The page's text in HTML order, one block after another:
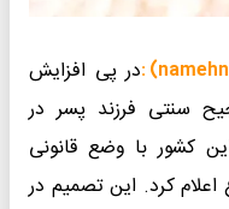
در پی افزایش
سنتی فرزند پسر در
کشور با وضع قانونی
کرد. این تصمیم در